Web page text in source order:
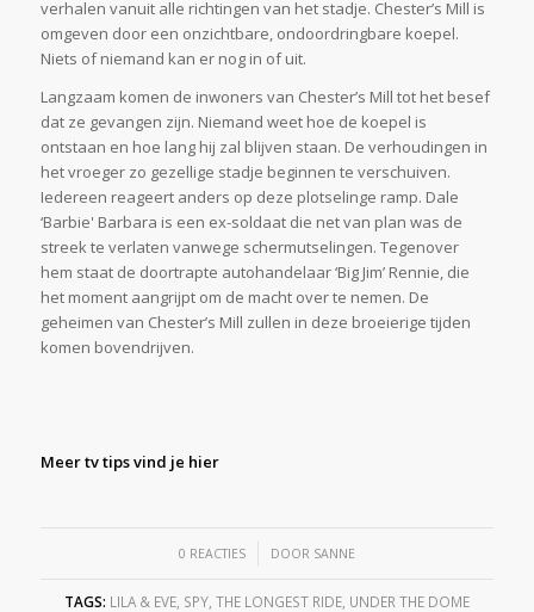
verhalen vanuit alle richtingen van het stadje. Chester’s Mill is
omgeven door een onzichtbare, ondoordringbare koepel.
Niets of niemand kan er nog in of uit.
Langzaam komen de inwoners van Chester’s Mill tot het besef
dat ze gevangen zijn. Niemand weet hoe de koepel is
ontstaan en hoe lang hij zal blijven staan. De verhoudingen in
het vroeger zo gezellige stadje beginnen te verschuiven.
Iedereen reageert anders op deze plotselinge ramp. Dale
‘Barbie' Barbara is een ex-soldaat die net van plan was de
streek te verlaten vanwege schermutselingen. Tegenover
hem staat de doortrapte autohandelaar ‘Big Jim’ Rennie, die
het moment aangrijpt om de macht over te nemen. De
geheimen van Chester’s Mill zullen in deze broeierige tijden
komen bovendrijven.
Meer tv tips vind je hier
0 REACTIES
/ DOOR SANNE
TAGS: LILA & EVE, SPY, THE LONGEST RIDE, UNDER THE DOME